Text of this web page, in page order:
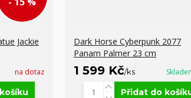
Jackie
na dotaz
Dark Horse Cyberpunk 2077
Panam Palmer 23 cm
1 599 Kč/ks
Přidat do